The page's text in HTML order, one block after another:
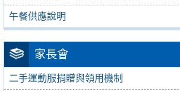
午餐供應說明
家長會
二手運動服捐贈與領用機制